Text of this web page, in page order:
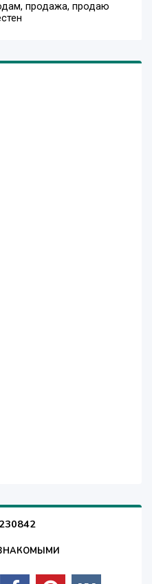
продажа, продаю